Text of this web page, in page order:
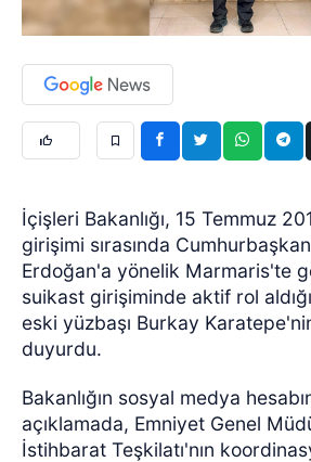
İçişleri Bakanlığı, 15 Temmuz
girişimi sırasında
Erdoğan'a yönelik Marmaris'te
suikast girişiminde aktif rol
eski yüzbaşı Burkay
duyurdu.
Bakanlığın sosyal medya
açıklamada, Emniyet Genel
İstihbarat Teşkilatı'nın